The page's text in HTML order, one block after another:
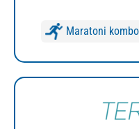
Maratoni kombo